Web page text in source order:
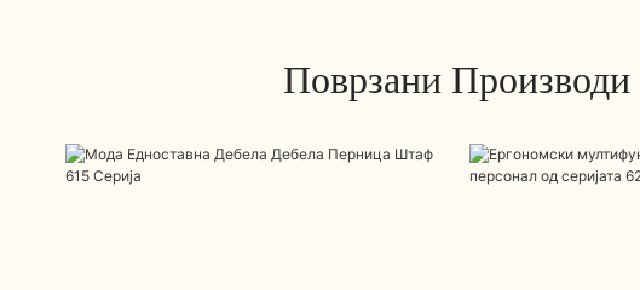
Поврзани Производи